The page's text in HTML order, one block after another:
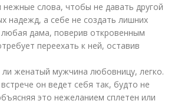
нежные слова, чтобы не давать другой
надежд, а себе не создать лишних
дама, поверив откровенным
переехать к ней, оставив
женатый мужчина любовницу, легко.
он ведет себя так, будто не
это нежеланием сплетен или